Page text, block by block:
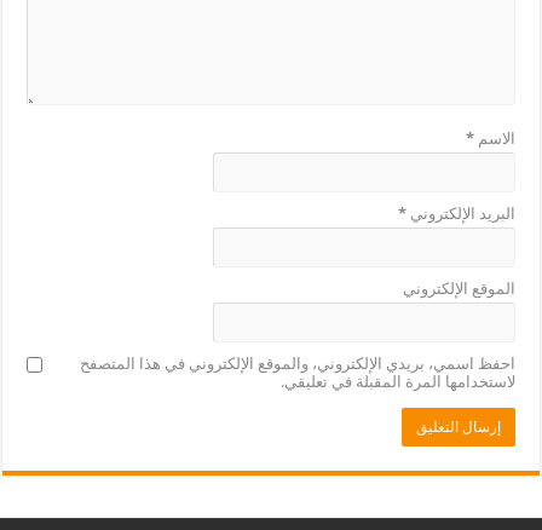
الاسم*
البريد الإلكتروني*
الموقع الإلكتروني
احفظ اسمي، بريدي الإلكتروني، والموقع الإلكتروني في هذا المتصفح
لاستخدامها المرة المقبلة في تعليقي.